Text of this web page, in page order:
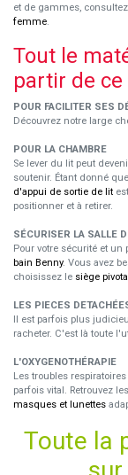
et de gammes,
femme.
Tout le
partir de ce
POUR FACILITER SES
Découvrez notre large
POUR LA CHAMBRE
Se lever du lit peut
soutenir. Étant donné
d'appui de sortie de lit
positionner et à retirer.
SÉCURISER LA SALLE
Pour votre sécurité et
bain Benny. Vous avez
choisissez le siège
LES PIECES
Il est parfois plus
racheter. C'est là toute
L'OXYGENOTHÉRAPIE
Les troubles
parfois vital. Retrouvez les
masques et lunettes
Toute la